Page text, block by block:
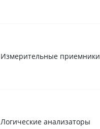
Измерительные приемники
Логические анализаторы